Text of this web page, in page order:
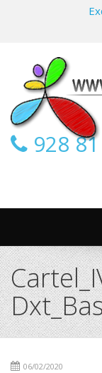
928
06/02/2020